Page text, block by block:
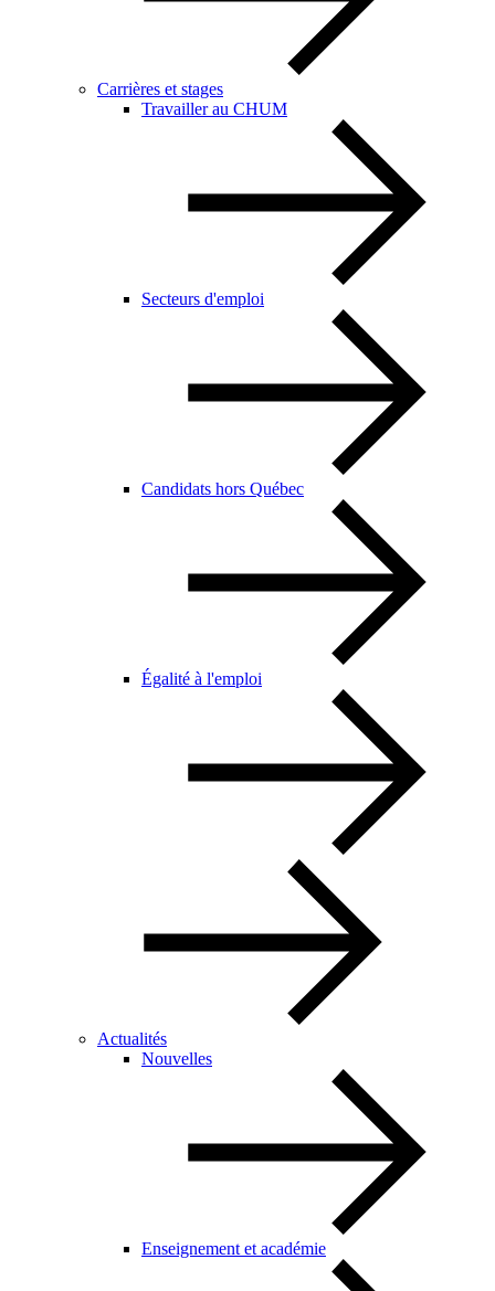
Carrières et stages
Travailler au CHUM
Secteurs d'emploi
Candidats hors Québec
Égalité à l'emploi
Actualités
Nouvelles
Enseignement et académie